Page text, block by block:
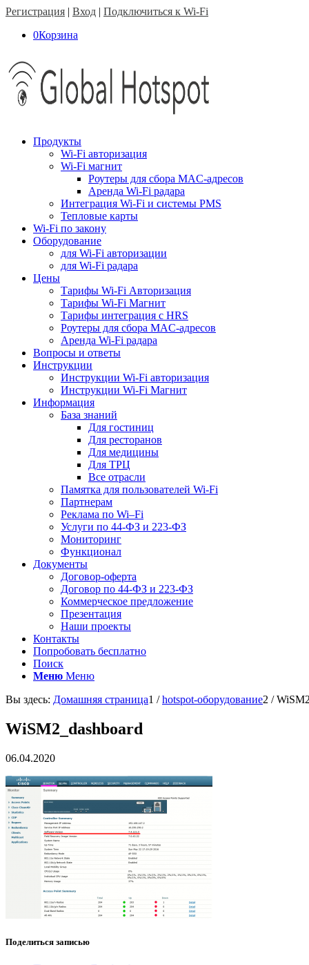
Регистрация | Вход | Подключиться к Wi-Fi
0Корзина
Продукты
Wi-Fi авторизация
Wi-Fi магнит
Роутеры для сбора MAC-адресов
Аренда Wi-Fi радара
Интеграция Wi-Fi и системы PMS
Тепловые карты
Wi-Fi по закону
Оборудование
для Wi-Fi авторизации
для Wi-Fi радара
Цены
Тарифы Wi-Fi Авторизация
Тарифы Wi-Fi Магнит
Тарифы интеграция с HRS
Роутеры для сбора MAC-адресов
Аренда Wi-Fi радара
Вопросы и ответы
Инструкции
Инструкции Wi-Fi авторизация
Инструкции Wi-Fi Магнит
Информация
База знаний
Для гостиниц
Для ресторанов
Для медицины
Для ТРЦ
Все отрасли
Памятка для пользователей Wi-Fi
Партнерам
Реклама по Wi–Fi
Услуги по 44-ФЗ и 223-ФЗ
Мониторинг
Функционал
Документы
Договор-оферта
Договор по 44-ФЗ и 223-ФЗ
Коммерческое предложение
Презентация
Наши проекты
Контакты
Попробовать бесплатно
Поиск
Меню Меню
Вы здесь: Домашняя страница1 / hotspot-оборудование2 /
WiSM2_dashboard
06.04.2020
Поделиться записью